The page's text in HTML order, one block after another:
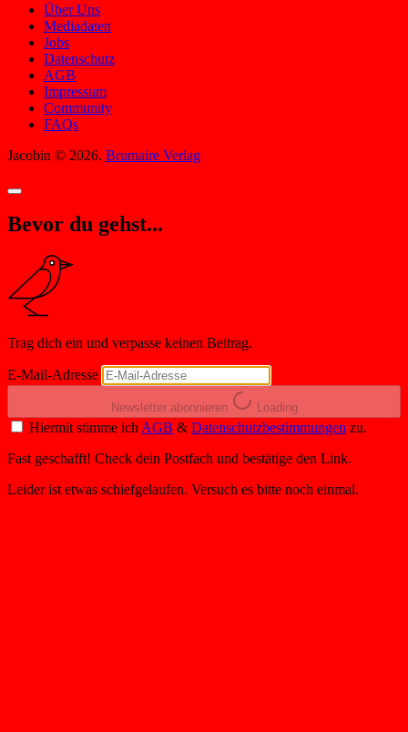
Über Uns
Mediadaten
Jobs
Datenschutz
AGB
Impressum
Community
FAQs
Jacobin © 2026. Brumaire Verlag
Bevor du gehst...
Trag dich ein und verpasse keinen Beitrag.
E-Mail-Adresse
Newsletter abonnieren Loading
Hiermit stimme ich AGB & Datenschutzbestimmungen zu.
Fast geschafft! Check dein Postfach und bestätige den Link.
Leider ist etwas schiefgelaufen. Versuch es bitte noch einmal.